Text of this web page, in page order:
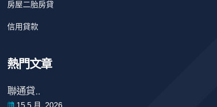
房屋二胎房貸
信用貸款
熱門文章
聯通貸..
15 5 月, 2026